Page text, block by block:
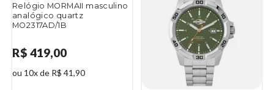
Relógio MORMAII masculino
analógico quartz
MO2317AD/1B
R$ 419,00
ou 10x de R$ 41,90